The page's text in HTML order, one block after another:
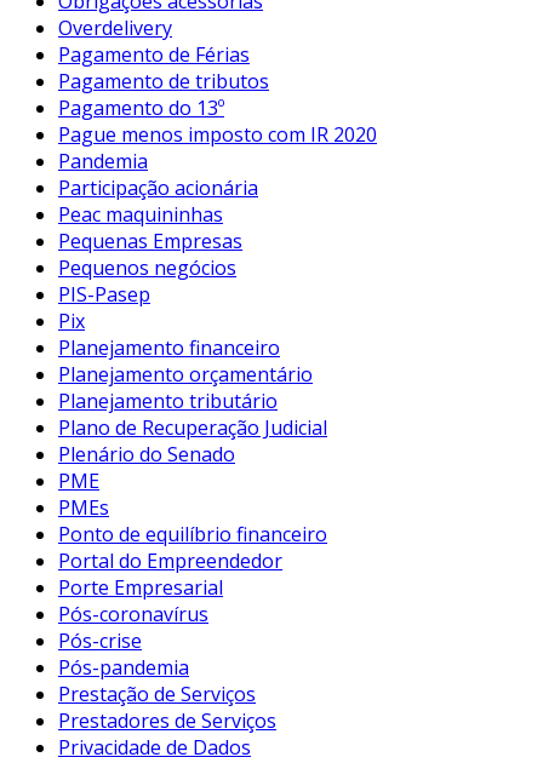
Overdelivery
Pagamento de Férias
Pagamento de tributos
Pagamento do 13º
Pague menos imposto com IR 2020
Pandemia
Participação acionária
Peac maquininhas
Pequenas Empresas
Pequenos negócios
PIS-Pasep
Pix
Planejamento financeiro
Planejamento orçamentário
Planejamento tributário
Plano de Recuperação Judicial
Plenário do Senado
PME
PMEs
Ponto de equilíbrio financeiro
Portal do Empreendedor
Porte Empresarial
Pós-coronavírus
Pós-crise
Pós-pandemia
Prestação de Serviços
Prestadores de Serviços
Privacidade de Dados